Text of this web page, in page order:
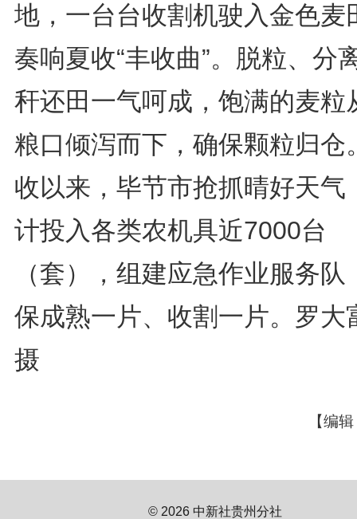
地，一台台收割机驶入金色麦
奏响夏收“丰收曲”。脱粒、分
秆还田一气呵成，饱满的麦粒
粮口倾泻而下，确保颗粒归仓
收以来，毕节市抢抓晴好天气
计投入各类农机具近7000台
（套），组建应急作业服务队
保成熟一片、收割一片。罗大
摄
【编
© 2026 中新社贵州分社